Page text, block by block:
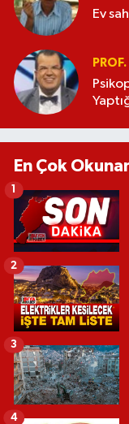
Ev
En Çok
1
2
3
4